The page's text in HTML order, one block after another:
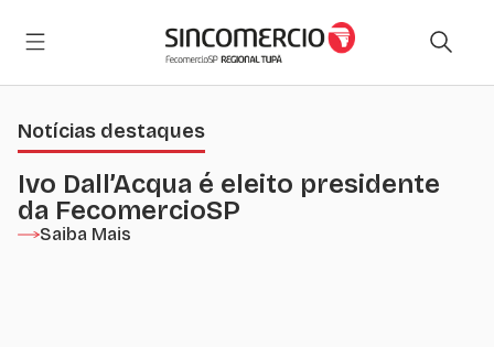
Notícias destaques
Ivo Dall’Acqua é eleito presidente
da FecomercioSP
Saiba Mais